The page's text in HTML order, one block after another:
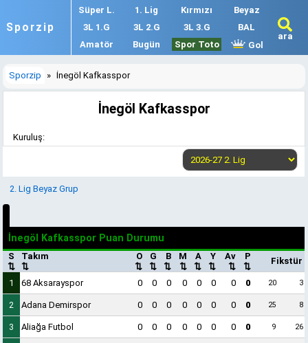
Sporzip
Süper L. 1. Lig Kırmızı
Beyaz
3L 1.G
3L 2.G 3L 3.G
BAL
Amatör
Bugün Spor Toto Gol
ara
Sporzip » İnegöl Kafkasspor
İnegöl Kafkasspor
Kuruluş:
2. Lig Beyaz Grup
İnegöl Kafkasspor Puan Durumu
S
⇅
Takım
⇅
O
⇅
G
⇅
B
⇅
M
⇅
A
⇅
Y
⇅
Av
⇅
P
⇅
Fikstür
1 68 Aksarayspor 0 0 0 0 0 0 0 0 20 3
2 Adana Demirspor 0 0 0 0 0 0 0 0 25 8
3 Aliağa Futbol 0 0 0 0 0 0 0 0 9 26